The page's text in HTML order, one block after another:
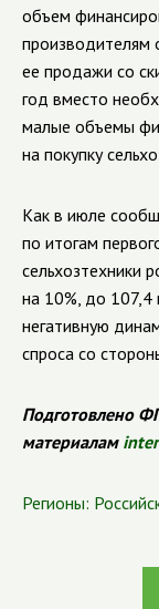
объем
производителям
ее продажи со
год вместо
малые объемы
на покупку
Как в июле
по итогам
сельхозтехники
на 10%, до 107,4
негативную
спроса со
Подготовлено
материалам
Регионы: